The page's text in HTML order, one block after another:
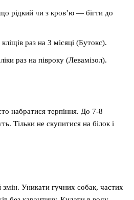
рідкий чи з кров’ю — бігти до
раз на 3 місяці (Бутокс).
раз на півроку (Левамізол).
набратися терпіння. До 7-8
Тільки не скупитися на білок і
Уникати гучних собак, частих